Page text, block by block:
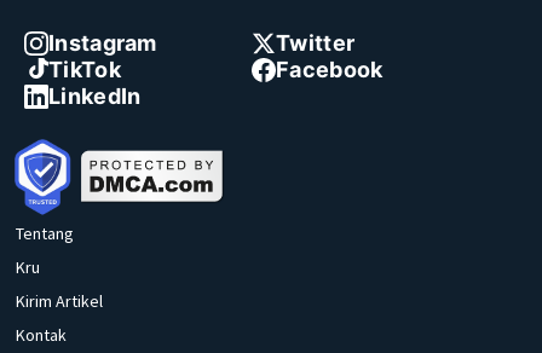
Instagram
Twitter
TikTok
Facebook
LinkedIn
Tentang
Kru
Kirim Artikel
Kontak